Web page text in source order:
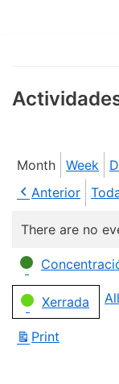
Month Week
Anterior
There are no
Categories
Xerrada
Print